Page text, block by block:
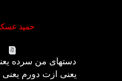
حمید
دستهای من سرده
یعنی ازت دورم